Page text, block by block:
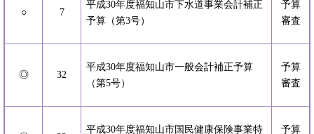
○ 7
平成30年度福知山市下水道事業会計補正
予算（第3号）
予算
審査
◎ 32
平成30年度福知山市一般会計補正予算
（第5号）
予算
審査
平成30年度福知山市国民健康保険事業特
予算